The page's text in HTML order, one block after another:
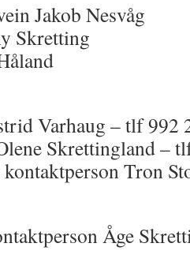
Jakob Nesvåg
Skretting
Varhaug – tlf 992
Skrettingland – tlf
Tron
Åge